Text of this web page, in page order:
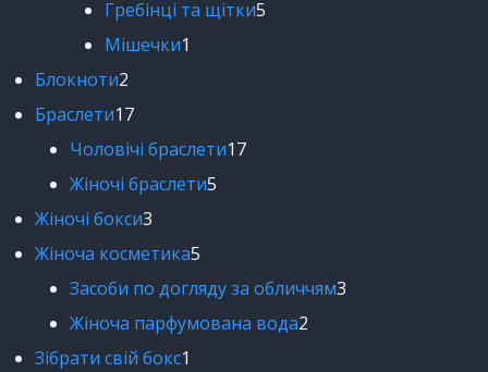
Гребінці та щітки5
Мішечки1
Блокноти2
Браслети17
Чоловічі браслети17
Жіночі браслети5
Жіночі бокси3
Жіноча косметика5
Засоби по догляду за обличчям3
Жіноча парфумована вода2
Зібрати свій бокс1